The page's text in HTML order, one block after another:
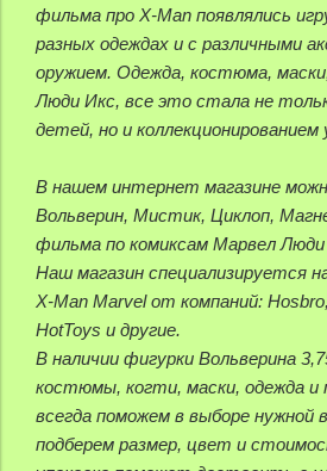
фильма про X-Man появлялись
разных одеждах и с различными
оружием. Одежда, костюма,
Люди Икс, все это стала не
детей, но и коллекционированием
В нашем интернет магазине
Вольверин, Мистик, Циклоп,
фильма по комиксам Марвел Люди
Наш магазин специализируется
X-Man Marvel от компаний:
HotToys и другие.
В наличии фигурки Вольверина
костюмы, когти, маски, одежда и
всегда поможем в выборе нужной
подберем размер, цвет и